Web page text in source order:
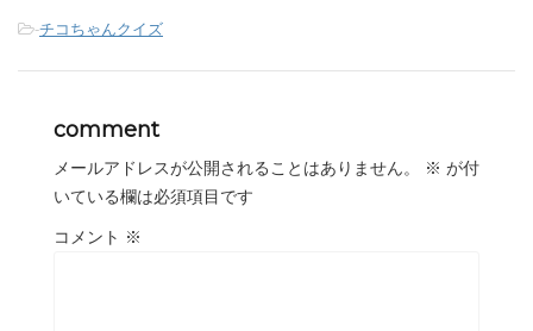
-チコちゃんクイズ
comment
メールアドレスが公開されることはありません。 ※ が付
いている欄は必須項目です
コメント ※